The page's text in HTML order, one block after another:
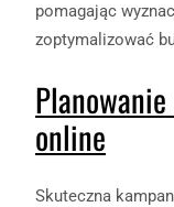
pomagając
zoptymalizować
online
Skuteczna